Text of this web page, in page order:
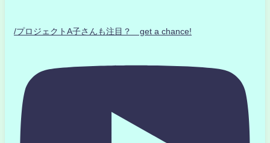
/プロジェクトA子さんも注目？ get a chance!